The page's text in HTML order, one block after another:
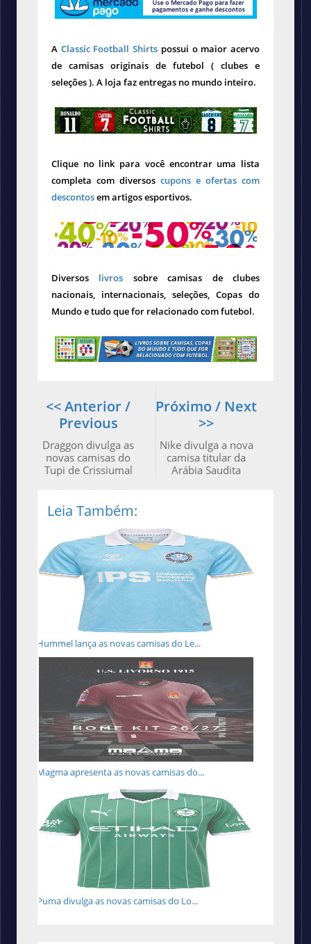
A Classic Football Shirts possui o maior acervo
de camisas originais de futebol ( clubes e
seleções ). A loja faz entregas no mundo inteiro.
Clique no link para você encontrar uma lista
completa com diversos cupons e ofertas com
descontosem artigos esportivos.
Diversos livros sobre camisas de clubes
nacionais, internacionais, seleções, Copas do
Mundo e tudo que for relacionado com futebol.
Próximo / Next
>>
Nike divulga a nova
camisa titular da
Arábia Saudita
<< Anterior /
Previous
Draggon divulga as
novas camisas do
Tupi de Crissiumal
Leia Também:
Hummel lança as novas camisas do Le...
Magma apresenta as novas camisas do...
Puma divulga as novas camisas do Lo...